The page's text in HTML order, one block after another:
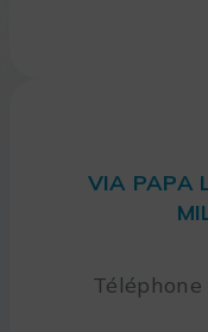
VIA PAPA